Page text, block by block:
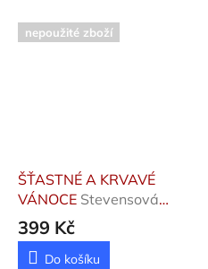
nepoužité zboží
ŠŤASTNÉ A KRVAVÉ
VÁNOCE Stevensová
Robin
399 Kč
Do košíku